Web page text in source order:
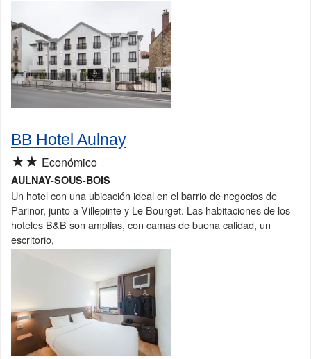
BB Hotel Aulnay
★★ Económico
AULNAY-SOUS-BOIS
Un hotel con una ubicación ideal en el barrio de negocios de
Parinor, junto a Villepinte y Le Bourget. Las habitaciones de los
hoteles B&B son amplias, con camas de buena calidad, un
escritorio,